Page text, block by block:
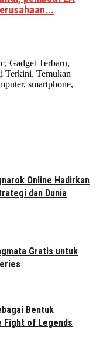
Gadget Terbaru,
Terkini. Temukan
smartphone,
Online Hadirkan
dan Dunia
Gratis untuk
Bentuk
Fight of Legends